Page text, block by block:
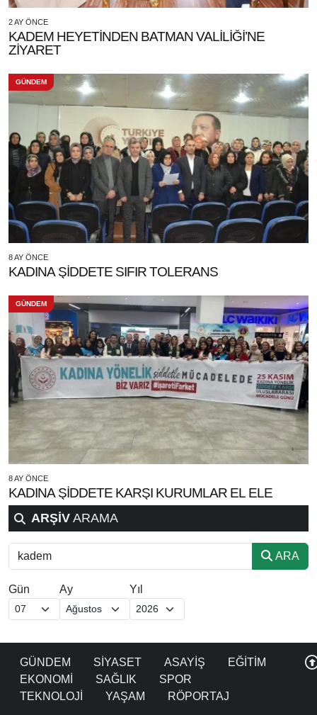
2 AY ÖNCE
KADEM HEYETİNDEN BATMAN VALİLİĞİ’NE
ZİYARET
GÜNDEM
8 AY ÖNCE
KADINA ŞİDDETE SIFIR TOLERANS
GÜNDEM
8 AY ÖNCE
KADINA ŞİDDETE KARŞI KURUMLAR EL ELE
ARŞİV ARAMA
ARA
Gün Ay Yıl
GÜNDEM SİYASET ASAYİŞ
EĞİTİM
EKONOMİ
SAĞLIK
SPOR
TEKNOLOJİ
YAŞAM RÖPORTAJ